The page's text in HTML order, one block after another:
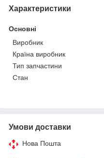
Характеристики
Основні
Виробник
Країна виробник
Тип запчастини
Стан
Умови доставки
Нова Пошта